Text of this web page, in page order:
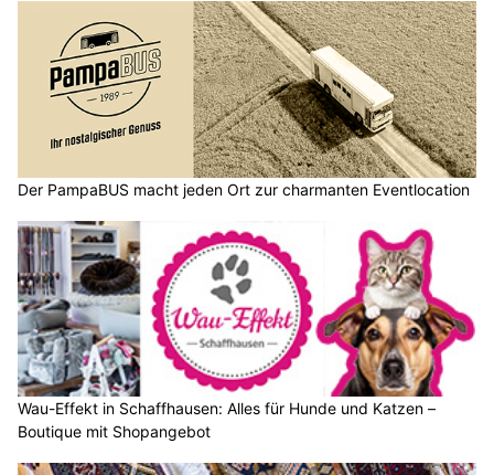
Der PampaBUS macht jeden Ort zur charmanten Eventlocation
Wau-Effekt in Schaffhausen: Alles für Hunde und Katzen –
Boutique mit Shopangebot